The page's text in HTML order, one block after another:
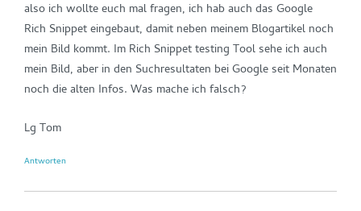
also ich wollte euch mal fragen, ich hab auch das Google
Rich Snippet eingebaut, damit neben meinem Blogartikel noch
mein Bild kommt. Im Rich Snippet testing Tool sehe ich auch
mein Bild, aber in den Suchresultaten bei Google seit Monaten
noch die alten Infos. Was mache ich falsch?
Lg Tom
Antworten